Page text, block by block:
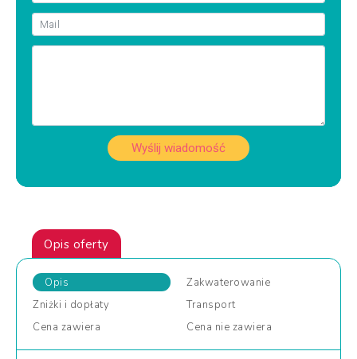
Wyślij wiadomość
Opis oferty
Opis
Zakwaterowanie
Zniżki i dopłaty
Transport
Cena zawiera Cena nie zawiera